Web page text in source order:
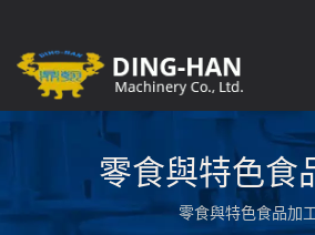
零食與特色食
零食與特色食品加